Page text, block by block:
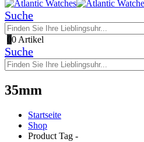
Suche
00 Artikel
Suche
35mm
Startseite
Shop
Product Tag -